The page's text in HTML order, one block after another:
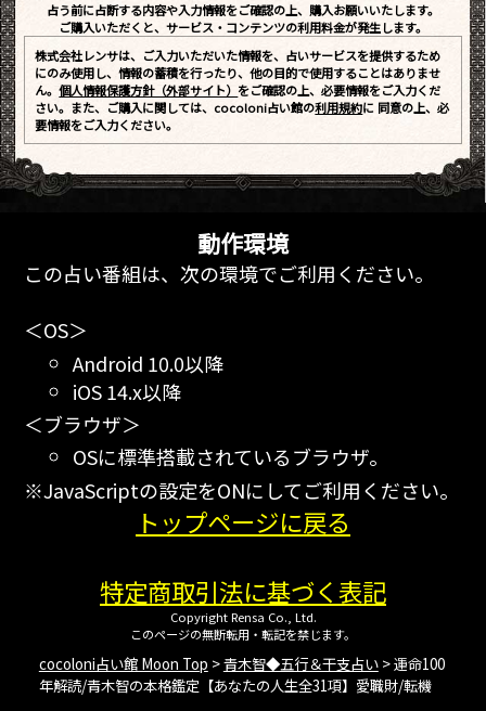
占う前に占断する内容や入力情報をご確認の上、購入お願いいたします。
ご購入いただくと、サービス・コンテンツの利用料金が発生します。
株式会社レンサは、ご入力いただいた情報を、占いサービスを提供するため
にのみ使用し、情報の蓄積を行ったり、他の目的で使用することはありませ
ん。個人情報保護方針（外部サイト） をご確認の上、必要情報をご入力くだ
さい。また、ご購入に関しては、cocoloni占い館の利用規約に 同意の上、必
要情報をご入力ください。
動作環境
この占い番組は、次の環境でご利用ください。
＜OS＞
Android 10.0以降
iOS 14.x以降
＜ブラウザ＞
OSに標準搭載されているブラウザ。
※JavaScriptの設定をONにしてご利用ください。
トップページに戻る
特定商取引法に基づく表記
Copyright Rensa Co., Ltd.
このページの無断転用・転記を禁じます。
cocoloni占い館 Moon Top >青木智◆五行＆干支占い> 運命100
年解読/青木智の本格鑑定【あなたの人生全31項】愛職財/転機